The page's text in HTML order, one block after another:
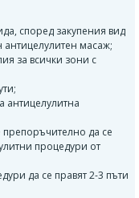
според закупения вид
антицелулитен масаж;
за всички зони с
антицелулитна
да се
процедури от
да се правят 2-3 пъти